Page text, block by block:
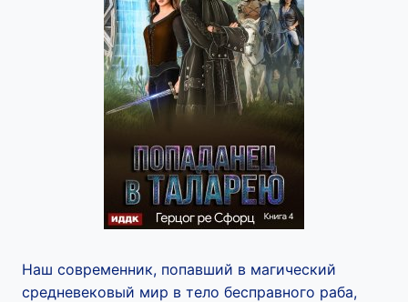
Наш современник, попавший в магический
средневековый мир в тело бесправного раба,